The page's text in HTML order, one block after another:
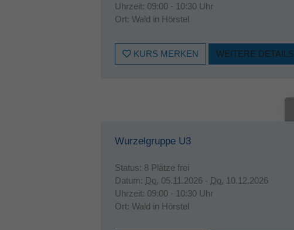
Uhrzeit: 09:00 - 10:30 Uhr
Ort: Wald in Hörstel
KURS MERKEN WEITERE DETAILS
Wurzelgruppe U3
Status: 8 Plätze frei
Datum: Do. 05.11.2026 - Do. 10.12.2026
Uhrzeit: 09:00 - 10:30 Uhr
Ort: Wald in Hörstel